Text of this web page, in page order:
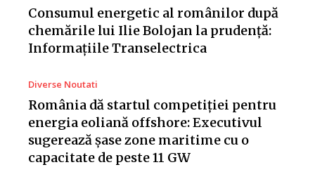
Consumul energetic al românilor după
chemările lui Ilie Bolojan la prudență:
Informațiile Transelectrica
Diverse Noutati
România dă startul competiției pentru
energia eoliană offshore: Executivul
sugerează șase zone maritime cu o
capacitate de peste 11 GW